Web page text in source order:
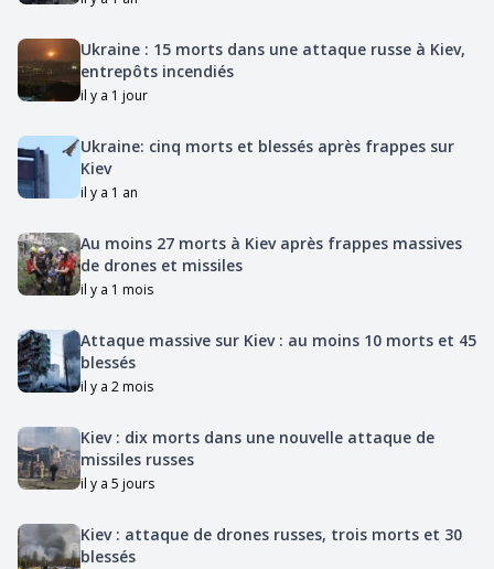
Ukraine : 15 morts dans une attaque russe à Kiev,
entrepôts incendiés
il y a 1 jour
Ukraine: cinq morts et blessés après frappes sur
Kiev
il y a 1 an
Au moins 27 morts à Kiev après frappes massives
de drones et missiles
il y a 1 mois
Attaque massive sur Kiev : au moins 10 morts et 45
blessés
il y a 2 mois
Kiev : dix morts dans une nouvelle attaque de
missiles russes
il y a 5 jours
Kiev : attaque de drones russes, trois morts et 30
blessés